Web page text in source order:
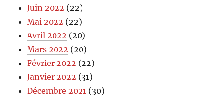
Juin 2022 (22)
Mai 2022 (22)
Avril 2022 (20)
Mars 2022 (20)
Février 2022 (22)
Janvier 2022 (31)
Décembre 2021 (30)